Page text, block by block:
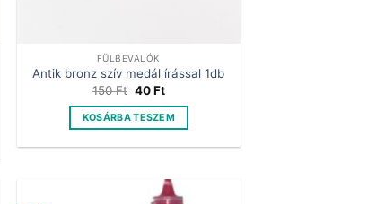
FÜLBEVALÓK
Antik bronz szív medál írással 1db
150Ft Original
was:
150 Ft.
40FtCurrent
is:
40 Ft.
KOSÁRBA TESZEM